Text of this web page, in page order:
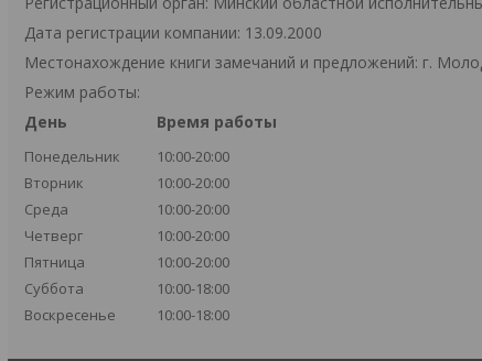
Дата регистрации компании: 13.09.2000
Местонахождение книги замечаний и предложений: г.
Режим работы:
День
Время работы
Понедельник
10:00-20:00
Вторник
10:00-20:00
Среда
10:00-20:00
Четверг
10:00-20:00
Пятница
10:00-20:00
Суббота
10:00-18:00
Воскресенье
10:00-18:00